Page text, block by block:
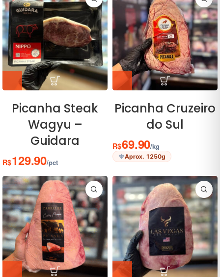
Picanha Steak
Wagyu –
Guidara
R$129.90/pct
Picanha Cruzeiro
do Sul
R$69.90/kg
Aprox. 1250g